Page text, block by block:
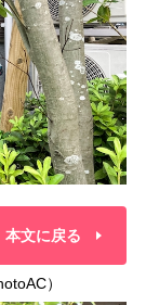
本文に戻る
）